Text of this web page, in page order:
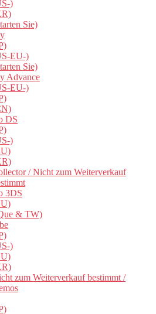
)
Sie)
EU-)
Sie)
Advance
EU-)
DS
)
/ Nicht zum Weiterverkauf
3DS
& TW)
)
zum Weiterverkauf bestimmt /